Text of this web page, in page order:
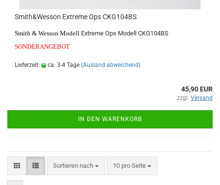
Smith&Wesson Extreme Ops CKG104BS
Smith & Wesson Modell Extreme Ops Modell CKG104BS
SONDERANGEBOT
Lieferzeit: ca. 3-4 Tage (Ausland abweichend)
45,90 EUR
zzgl. Versand
IN DEN WARENKORB
Sortieren nach 10 pro Seite